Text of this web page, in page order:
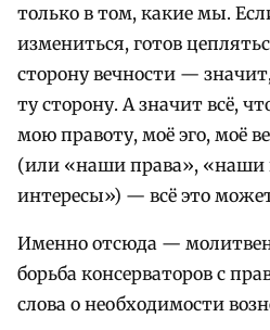
только в том, какие мы.
измениться, готов
сторону вечности —
ту сторону. А значит всё,
мою правоту, моё эго, моё
(или «наши права»,
интересы») — всё это
Именно отсюда —
борьба консерваторов с
слова о необходимости